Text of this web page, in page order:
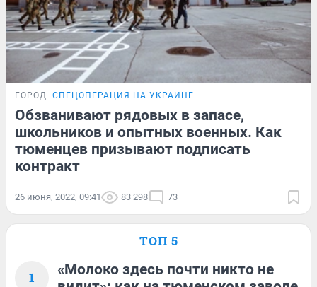
ГОРОД СПЕЦОПЕРАЦИЯ НА УКРАИНЕ
Обзванивают рядовых в запасе,
школьников и опытных военных. Как
тюменцев призывают подписать
контракт
26 июня, 2022, 09:41 83 298 73
ТОП 5
1
«Молоко здесь почти никто не